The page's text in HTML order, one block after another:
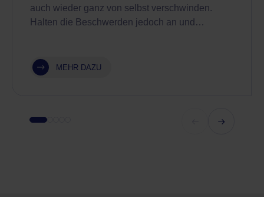
auch wieder ganz von selbst verschwinden.
Halten die Beschwerden jedoch an und…
MEHR DAZU